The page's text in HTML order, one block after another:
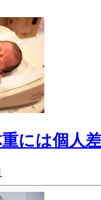
には個人